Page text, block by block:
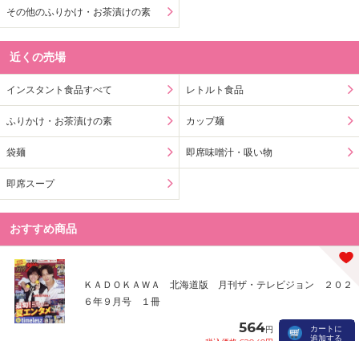
その他のふりかけ・お茶漬けの素
近くの売場
インスタント食品すべて レトルト食品
ふりかけ・お茶漬けの素 カップ麺
袋麺 即席味噌汁・吸い物
即席スープ
おすすめ商品
ＫＡＤＯＫＡＷＡ 北海道版 月刊ザ・テレビジョン ２０２
６年９月号 １冊
564円
カートに
追加する